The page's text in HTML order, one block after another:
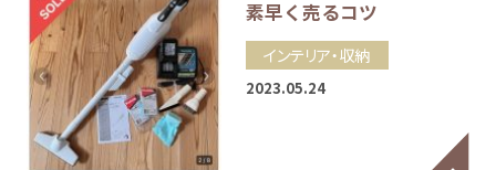
素早く売るコツ
インテリア・収納
2023.05.24